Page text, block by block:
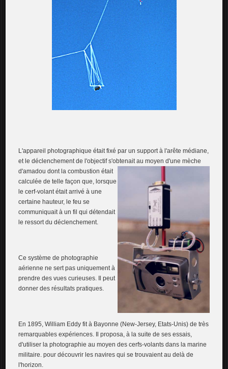
L'appareil photographique était fixé par un support à l'arête médiane,
et le déclenchement de l'objectif s'obtenait au moyen d'une mèche
d'amadou dont la combustion était
calculée de telle façon que, lorsque
le cerf-volant était arrivé à une
certaine hauteur, le feu se
communiquait à un fil qui détendait
le ressort du déclenchement.
Ce système de photographie
aérienne ne sert pas uniquement à
prendre des vues curieuses. Il peut
donner des résultats pratiques.
En 1895, William Eddy fit à Bayonne (New-Jersey, Etats-Unis) de très
remarquables expériences. Il proposa, à la suite de ses essais,
d'utiliser la photographie au moyen des cerfs-volants dans la marine
militaire. pour découvrir les navires qui se trouvaient au delà de
l'horizon.